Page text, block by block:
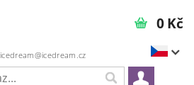
icedream@icedream.cz
0 Kč